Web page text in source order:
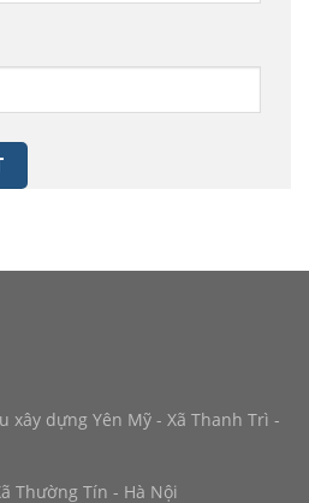
xây dựng Yên Mỹ - Xã Thanh Trì -
Thường Tín - Hà Nội